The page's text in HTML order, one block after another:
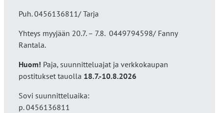
Puh. 0456136811/ Tarja
Yhteys myyjään 20.7. – 7.8. 0449794598/ Fanny
Rantala.
Huom! Paja, suunnitteluajat ja verkkokaupan
postitukset tauolla 18.7.-10.8.2026
Sovi suunnitteluaika:
p. 0456136811